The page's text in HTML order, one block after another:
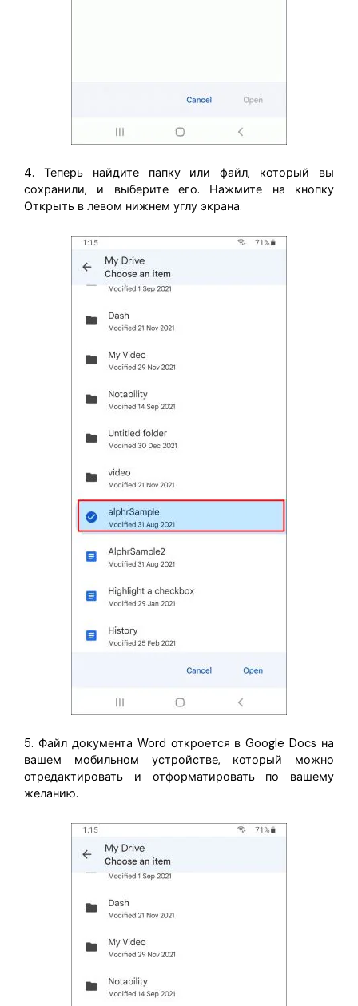
4. Теперь найдите папку или файл, который вы
сохранили, и выберите его. Нажмите на кнопку
Открыть в левом нижнем углу экрана.
5. Файл документа Word откроется в Google Docs на
вашем мобильном устройстве, который можно
отредактировать и отформатировать по вашему
желанию.